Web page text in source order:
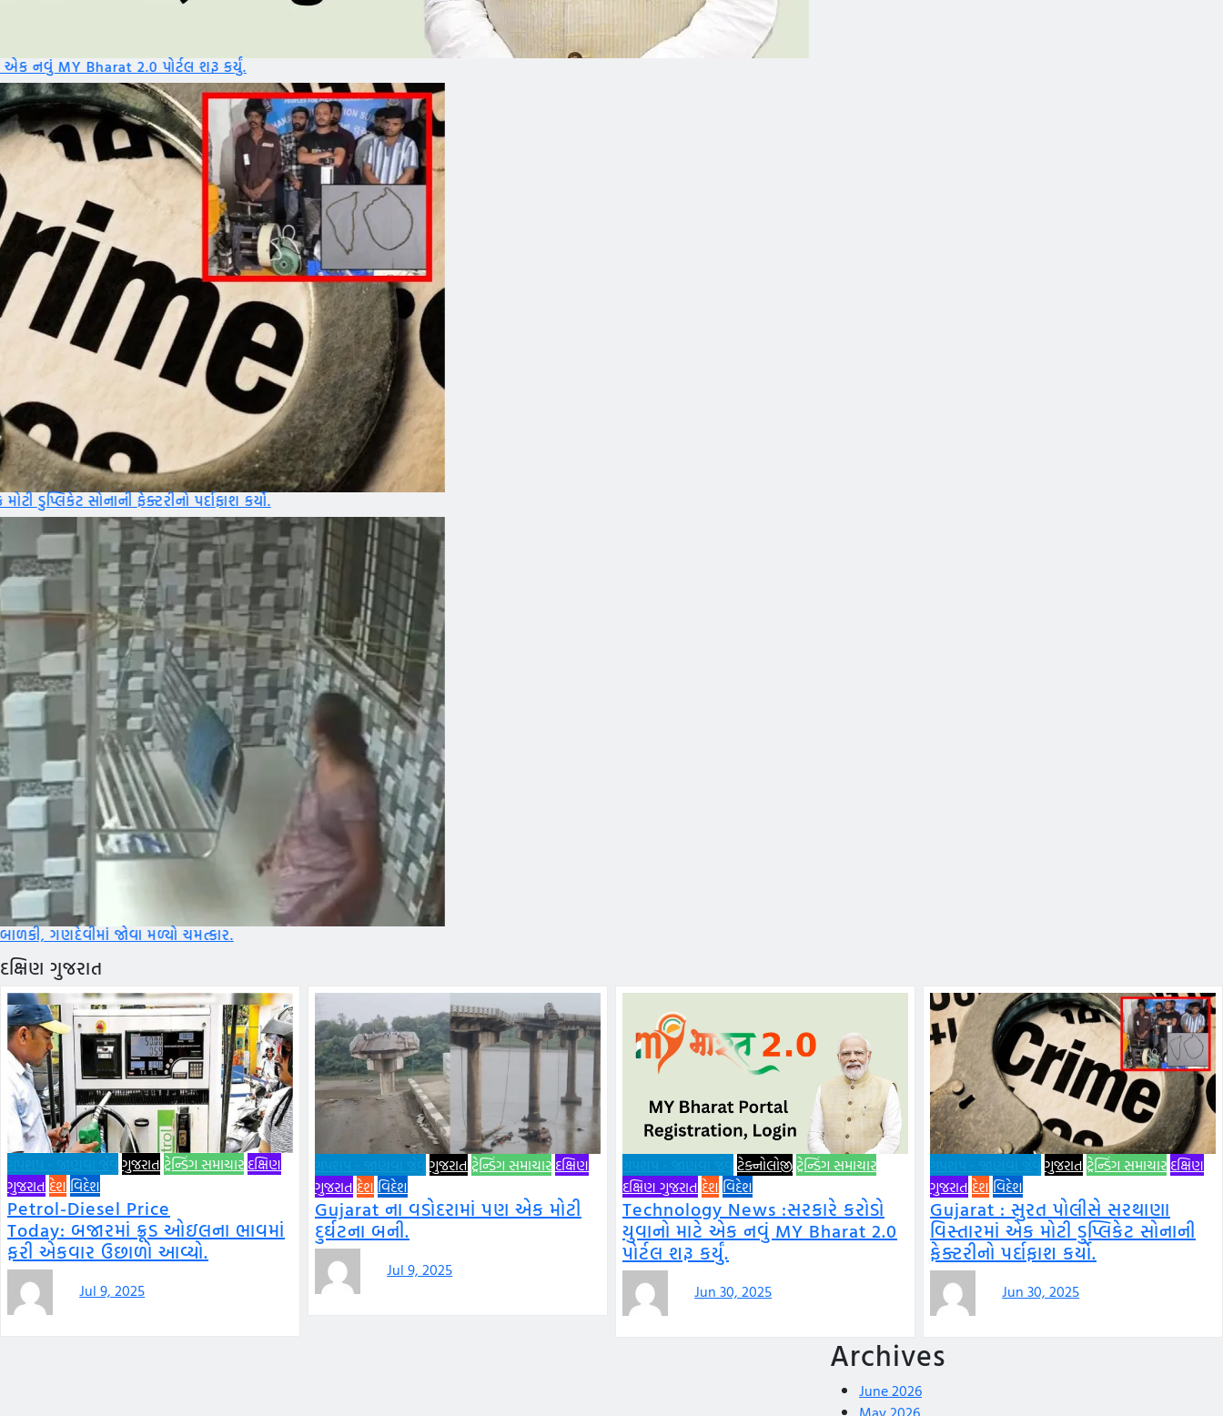
પોર્ટલ શરૂ કર્યું.
પર્દાફાશ કર્યો.
મળ્યો ચમત્કાર.
દક્ષિણ ગુજરાત
ગુજરાત ટ્રેન્ડિંગ સમાચાર દક્ષિણ
ગુજરાત દેશ વિદેશ
Petrol-Diesel Price
Today: બજારમાં ક્રૂડ ઓઇલના ભાવમાં
ફરી એકવાર ઉછાળો આવ્યો.
Jul 9, 2025
ગુજરાત ટ્રેન્ડિંગ સમાચાર દક્ષિણ
ગુજરાત દેશ વિદેશ
Gujarat ના વડોદરામાં પણ એક મોટી
દુર્ઘટના બની.
Jul 9, 2025
ટેક્નોલોજી ટ્રેન્ડિંગ સમાચાર
દક્ષિણ ગુજરાત દેશ વિદેશ
Technology News :સરકારે કરોડો
યુવાનો માટે એક નવું MY Bharat 2.0
પોર્ટલ શરૂ કર્યું.
Jun 30, 2025
ગુજરાત ટ્રેન્ડિંગ સમાચાર દક્ષિણ
ગુજરાત દેશ વિદેશ
Gujarat : સુરત પોલીસે સરથાણા
વિસ્તારમાં એક મોટી ડુપ્લિકેટ સોનાની
ફેક્ટરીનો પર્દાફાશ કર્યો.
Jun 30, 2025
Archives
June 2026